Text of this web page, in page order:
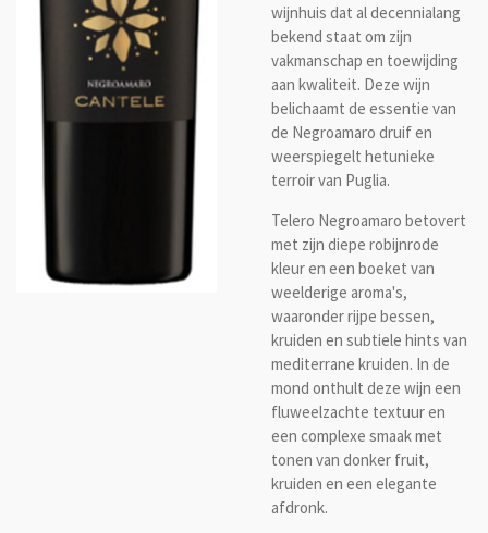
wijnhuis dat al decennialang
bekend staat om zijn
vakmanschap en toewijding
aan kwaliteit. Deze wijn
belichaamt de essentie van
de Negroamaro druif en
weerspiegelt hetunieke
terroir van Puglia.
Telero Negroamaro betovert
met zijn diepe robijnrode
kleur en een boeket van
weelderige aroma's,
waaronder rijpe bessen,
kruiden en subtiele hints van
mediterrane kruiden. In de
mond onthult deze wijn een
fluweelzachte textuur en
een complexe smaak met
tonen van donker fruit,
kruiden en een elegante
afdronk.